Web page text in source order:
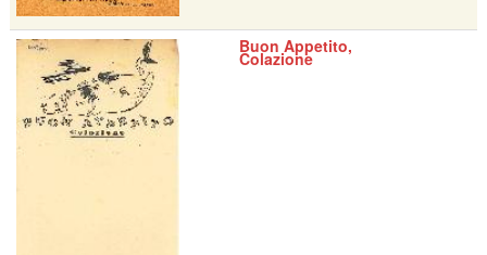
Buon Appetito,
Colazione